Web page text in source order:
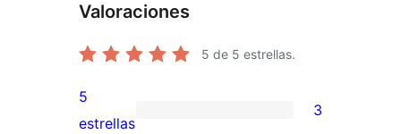
Valoraciones
5 de 5 estrellas.
3
5
estrellas
3